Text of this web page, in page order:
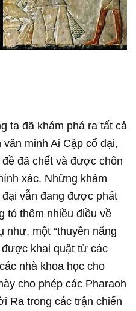
ta đã khám phá ra tất cả
minh Ai Cập cổ đại,
đã chết và được chôn
xác. Những khám
vẫn đang được phát
tỏ thêm nhiều điều về
như, một “thuyền năng
khai quật từ các
nhà khoa học cho
cho phép các Pharaoh
Ra trong các trận chiến